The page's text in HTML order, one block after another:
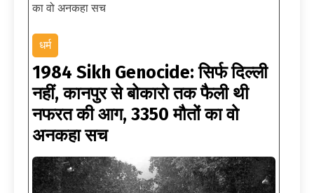
का वो अनकहा सच
धर्म
1984 Sikh Genocide: सिर्फ दिल्ली
नहीं, कानपुर से बोकारो तक फैली थी
नफरत की आग, 3350 मौतों का वो
अनकहा सच